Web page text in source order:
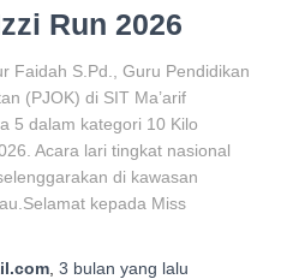
Run 2026
Faidah S.Pd., Guru Pendidikan
(PJOK) di SIT Ma’arif
5 dalam kategori 10 Kilo
Acara lari tingkat nasional
di kawasan
kepada Miss
3 bulan yang lalu